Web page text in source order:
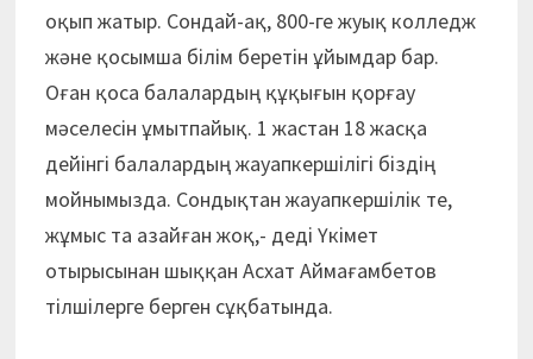
оқып жатыр. Сондай-ақ, 800-ге жуық колледж
және қосымша білім беретін ұйымдар бар.
Оған қоса балалардың құқығын қорғау
мәселесін ұмытпайық. 1 жастан 18 жасқа
дейінгі балалардың жауапкершілігі біздің
мойнымызда. Сондықтан жауапкершілік те,
жұмыс та азайған жоқ,- деді Үкімет
отырысынан шыққан Асхат Аймағамбетов
тілшілерге берген сұқбатында.